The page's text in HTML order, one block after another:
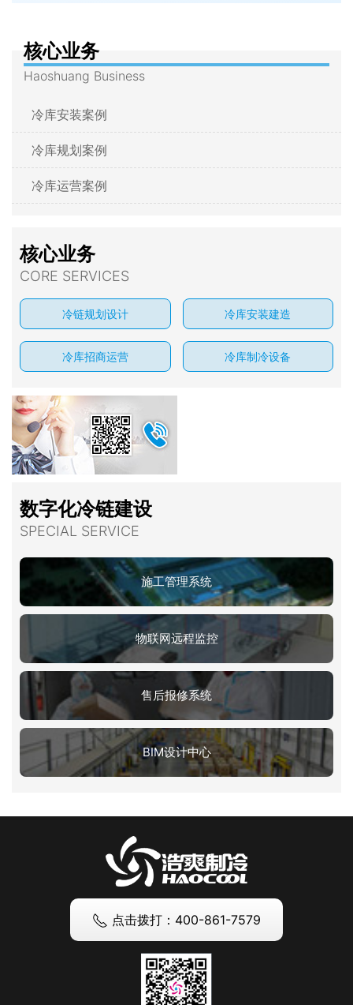
核心业务
Haoshuang Business
冷库安装案例
冷库规划案例
冷库运营案例
核心业务
CORE SERVICES
冷链规划设计 冷库安装建造
冷库招商运营 冷库制冷设备
数字化冷链建设
SPECIAL SERVICE
施工管理系统
物联网远程监控
售后报修系统
BIM设计中心
点击拨打：400-861-7579